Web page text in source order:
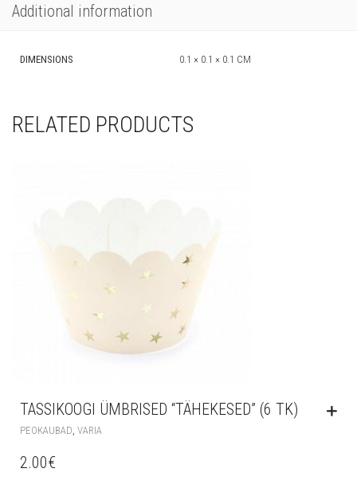
Additional information
DIMENSIONS 0.1 × 0.1 × 0.1 CM
RELATED PRODUCTS
TASSIKOOGI ÜMBRISED “TÄHEKESED” (6 TK)
PEOKAUBAD VARIA
2.00€